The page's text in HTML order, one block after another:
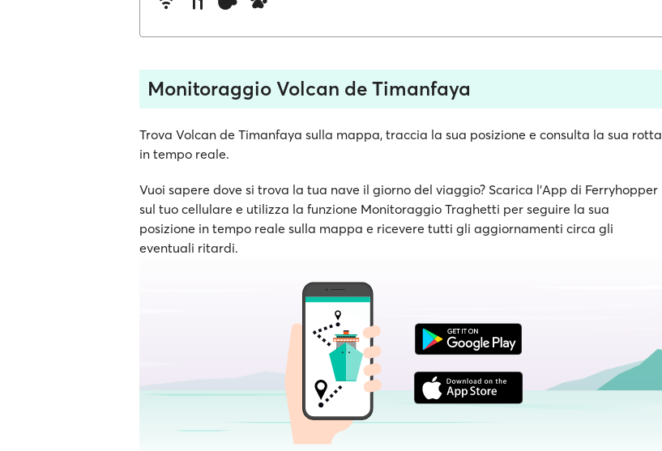
Monitoraggio Volcan de Timanfaya
Trova Volcan de Timanfaya sulla mappa, traccia la sua posizione e consulta la sua rotta
in tempo reale.
Vuoi sapere dove si trova la tua nave il giorno del viaggio? Scarica l'App di Ferryhopper
sul tuo cellulare e utilizza la funzione Monitoraggio Traghetti per seguire la sua
posizione in tempo reale sulla mappa e ricevere tutti gli aggiornamenti circa gli
eventuali ritardi.